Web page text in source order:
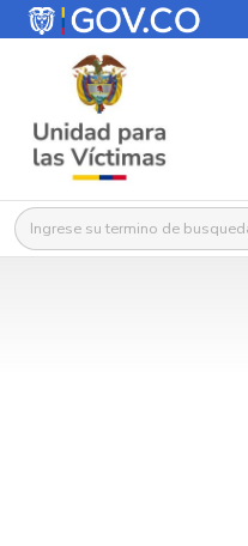
Buscar: